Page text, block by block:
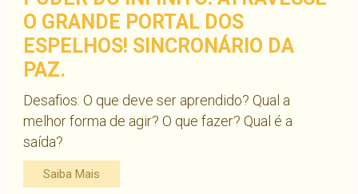
O GRANDE PORTAL DOS
ESPELHOS! SINCRONÁRIO DA
PAZ.
Desafios: O que deve ser aprendido? Qual a
melhor forma de agir? O que fazer? Qual é a
saída?
Saiba Mais